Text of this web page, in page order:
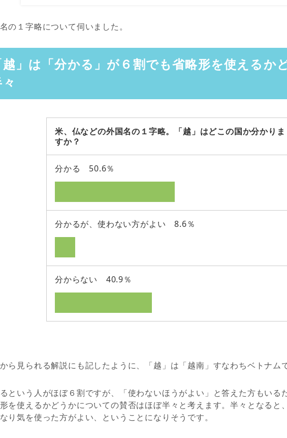
の１字略について伺いました。
越」は「分かる」が６割でも省略形を使えるか
米、仏などの外国名の１字略。「越」はどこの国か分かりま
すか？
分かる 50.6％
分かるが、使わない方がよい 8.6％
分からない 40.9％
ら見られる解説にも記したように、「越」は「越南」すなわちベトナムで
という人がほぼ６割ですが、「使わないほうがよい」と答えた方もいる
を使えるかどうかについての賛否はほぼ半々と考えます。半々となると
り気を使った方がよい、ということになりそうです。